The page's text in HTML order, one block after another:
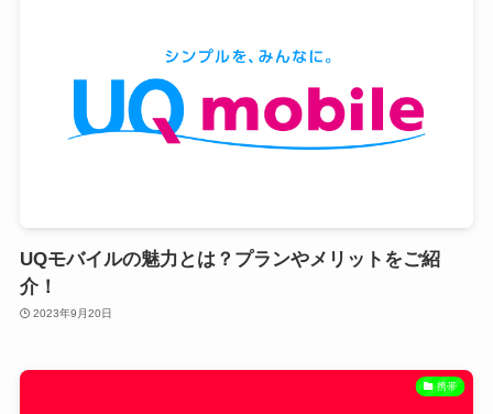
UQモバイルの魅力とは？プランやメリットをご紹
介！
2023年9月20日
携帯